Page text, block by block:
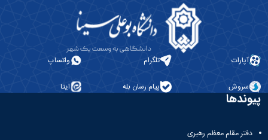
آپارات تلگرام واتساپ
سروش پیام رسان بله ایتا
پیوندها
دفتر مقام معظم رهبری